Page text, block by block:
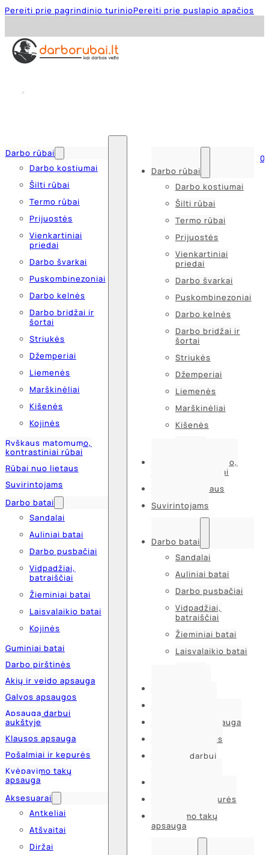
Pereiti prie pagrindinio turinioPereiti prie puslapio apačios
Darbo rūbai
Darbo kostiumai
Šilti rūbai
Termo rūbai
Prijuostės
Vienkartiniai
priedai
Darbo švarkai
Puskombinezoniai
Darbo kelnės
Darbo bridžai ir
šortai
Striukės
Džemperiai
Liemenės
Marškinėliai
Kišenės
Kojinės
Ryškaus matomumo,
kontrastiniai rūbai
Rūbai nuo lietaus
Suvirintojams
Darbo batai
Sandalai
Auliniai batai
Darbo pusbačiai
Vidpadžiai,
batraiščiai
Žieminiai batai
Laisvalaikio batai
Kojinės
Guminiai batai
Darbo pirštinės
Akių ir veido apsauga
Galvos apsaugos
Apsauga darbui
aukštyje
Klausos apsauga
Pošalmiai ir kepurės
Kvėpavimo takų
apsauga
Aksesuarai
Antkeliai
Atšvaitai
Diržai
Darbo rūbai
Darbo kostiumai
Šilti rūbai
Termo rūbai
Prijuostės
Vienkartiniai
priedai
Darbo švarkai
Puskombinezoniai
Darbo kelnės
Darbo bridžai ir
šortai
Striukės
Džemperiai
Liemenės
Marškinėliai
Kišenės
Ryškaus matomumo,
kontrastiniai rūbai
Rūbai nuo lietaus
Suvirintojams
Darbo batai
Sandalai
Auliniai batai
Darbo pusbačiai
Vidpadžiai,
batraiščiai
Žieminiai batai
Laisvalaikio batai
Akių ir veido apsauga
Galvos apsaugos
Apsauga darbui
Pošalmiai ir kepurės
Kvėpavimo takų
apsauga
0